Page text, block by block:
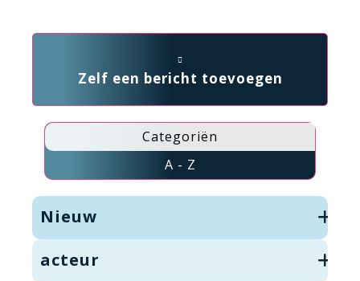
Zelf een bericht toevoegen
Categoriën
A - Z
Nieuw
acteur